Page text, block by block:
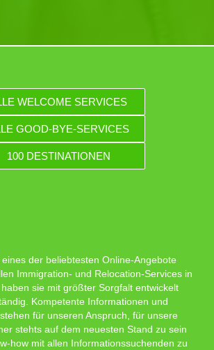
WELCOME SERVICES
GOOD-BYE-SERVICES
100 DESTINATIONEN
der beliebtesten Online-Angebote
Immigration- und Relocation-Services in
sie mit größter Sorgfalt entwickelt
Kompetente Informationen und
für unseren Anspruch, für unsere
stehts auf dem neuesten Stand zu sein
how mit allen Informationssuchenden zu